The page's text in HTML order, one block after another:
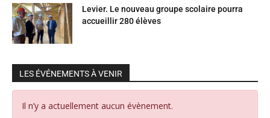
Levier. Le nouveau groupe scolaire pourra
accueillir 280 élèves
LES ÉVÉNEMENTS À VENIR
Il n’y a actuellement aucun évènement.